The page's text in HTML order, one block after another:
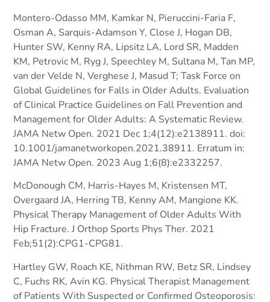
Montero-Odasso MM, Kamkar N, Pieruccini-Faria F,
Osman A, Sarquis-Adamson Y, Close J, Hogan DB,
Hunter SW, Kenny RA, Lipsitz LA, Lord SR, Madden
KM, Petrovic M, Ryg J, Speechley M, Sultana M, Tan MP,
van der Velde N, Verghese J, Masud T; Task Force on
Global Guidelines for Falls in Older Adults. Evaluation
of Clinical Practice Guidelines on Fall Prevention and
Management for Older Adults: A Systematic Review.
JAMA Netw Open. 2021 Dec 1;4(12):e2138911. doi:
10.1001/jamanetworkopen.2021.38911. Erratum in:
JAMA Netw Open. 2023 Aug 1;6(8):e2332257.
McDonough CM, Harris-Hayes M, Kristensen MT,
Overgaard JA, Herring TB, Kenny AM, Mangione KK.
Physical Therapy Management of Older Adults With
Hip Fracture. J Orthop Sports Phys Ther. 2021
Feb;51(2):CPG1-CPG81.
Hartley GW, Roach KE, Nithman RW, Betz SR, Lindsey
C, Fuchs RK, Avin KG. Physical Therapist Management
of Patients With Suspected or Confirmed Osteoporosis: